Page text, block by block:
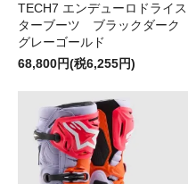
TECH7 エンデューロドライス
ターブーツ ブラックダーク
グレーゴールド
68,800円(税6,255円)